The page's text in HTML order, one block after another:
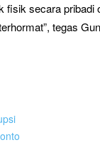
fisik secara pribadi
tegas